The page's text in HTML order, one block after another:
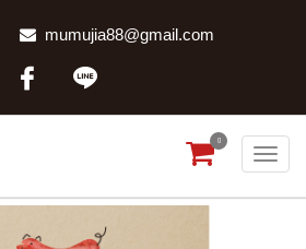
mumujia88@gmail.com
0